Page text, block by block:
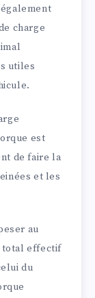
charge
utiles
est
de faire la
et les
au
total effectif
du